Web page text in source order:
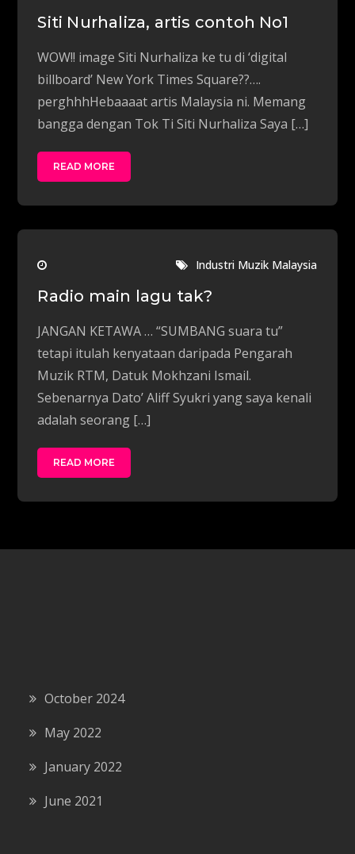
Siti Nurhaliza, artis contoh No1
WOW!! image Siti Nurhaliza ke tu di ‘digital
billboard’ New York Times Square??….
perghhhHebaaaat artis Malaysia ni. Memang
bangga dengan Tok Ti Siti Nurhaliza Saya […]
READ MORE
Industri Muzik Malaysia
Radio main lagu tak?
JANGAN KETAWA … “SUMBANG suara tu”
tetapi itulah kenyataan daripada Pengarah
Muzik RTM, Datuk Mokhzani Ismail.
Sebenarnya Dato’ Aliff Syukri yang saya kenali
adalah seorang […]
READ MORE
October 2024
May 2022
January 2022
June 2021